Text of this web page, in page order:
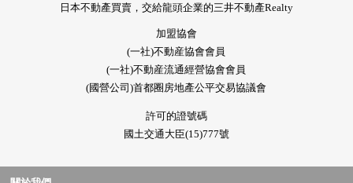
日本不動產買賣，交給龍頭企業的三井不動產Realty
加盟協會
(一社)不動産協會會員
(一社)不動産流通經營協會會員
(國營公司)首都圈房地產公平交易協議會
許可的證號碼
國土交通大臣(15)777號